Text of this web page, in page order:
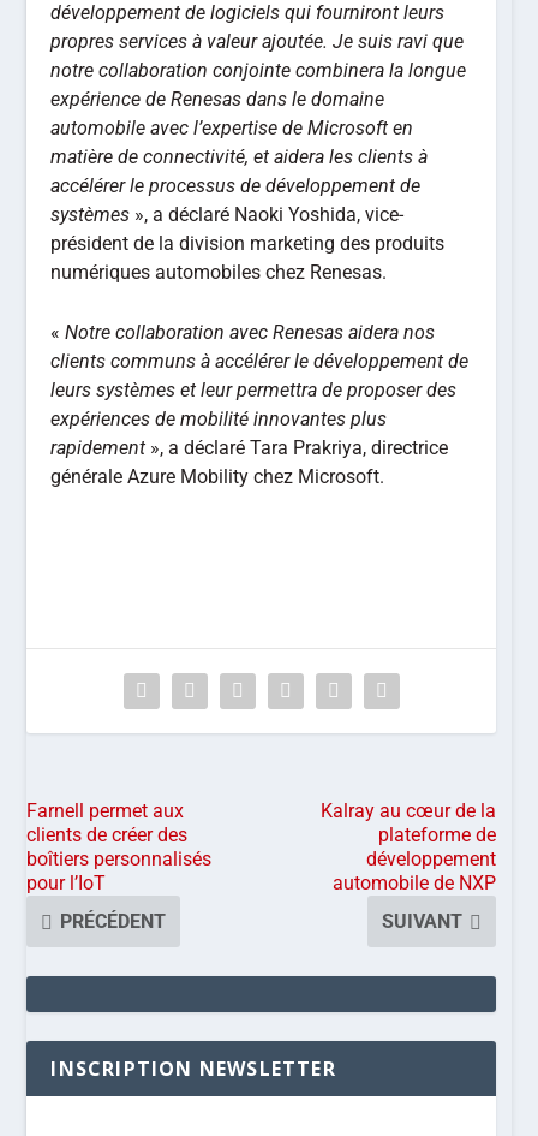
développement de logiciels qui fourniront leurs
propres services à valeur ajoutée. Je suis ravi que
notre collaboration conjointe combinera la longue
expérience de Renesas dans le domaine
automobile avec l’expertise de Microsoft en
matière de connectivité, et aidera les clients à
accélérer le processus de développement de
systèmes », a déclaré Naoki Yoshida, vice-
président de la division marketing des produits
numériques automobiles chez Renesas.
«Notre collaboration avec Renesas aidera nos
clients communs à accélérer le développement de
leurs systèmes et leur permettra de proposer des
expériences de mobilité innovantes plus
rapidement », a déclaré Tara Prakriya, directrice
générale Azure Mobility chez Microsoft.
Farnell permet aux
clients de créer des
boîtiers personnalisés
pour l’IoT
PRÉCÉDENT
Kalray au cœur de la
plateforme de
développement
automobile de NXP
SUIVANT
INSCRIPTION NEWSLETTER